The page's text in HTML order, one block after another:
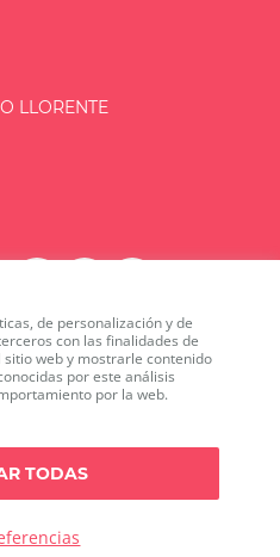
de personalización y de
con las finalidades de
web y mostrarle contenido
por este análisis
por la web.
TODAS
LLORENTE
PT BR
2125 Miami, Florida 33131
media listening